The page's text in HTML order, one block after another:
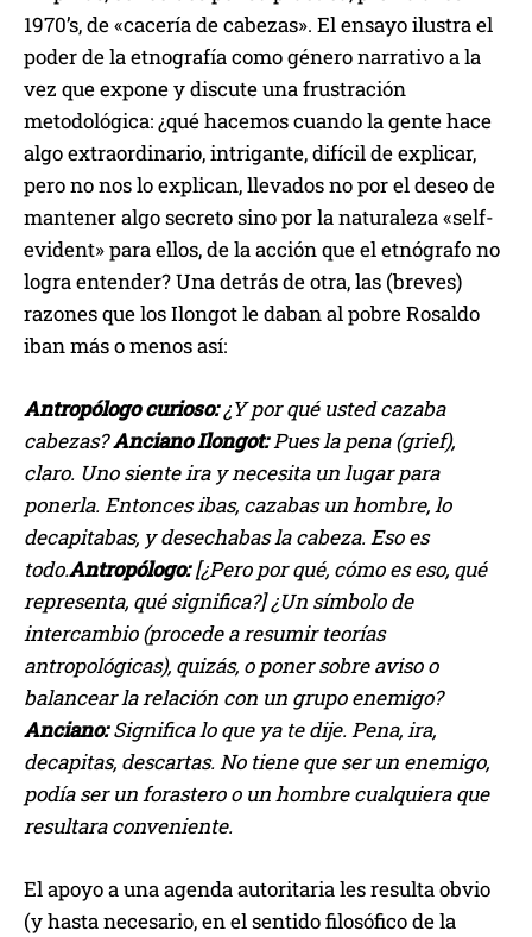
1970’s, de «cacería de cabezas». El ensayo ilustra el
poder de la etnografía como género narrativo a la
vez que expone y discute una frustración
metodológica: ¿qué hacemos cuando la gente hace
algo extraordinario, intrigante, difícil de explicar,
pero no nos lo explican, llevados no por el deseo de
mantener algo secreto sino por la naturaleza «self-
evident» para ellos, de la acción que el etnógrafo no
logra entender? Una detrás de otra, las (breves)
razones que los Ilongot le daban al pobre Rosaldo
iban más o menos así:
Antropólogo curioso:¿Y por qué usted cazaba
cabezas?Anciano Ilongot:Pues la pena (grief),
claro. Uno siente ira y necesita un lugar para
ponerla. Entonces ibas, cazabas un hombre, lo
decapitabas, y desechabas la cabeza. Eso es
todo.Antropólogo: [¿Pero por qué, cómo es eso, qué
representa, qué significa?] ¿Un símbolo de
intercambio (procede a resumir teorías
antropológicas), quizás, o poner sobre aviso o
balancear la relación con un grupo enemigo?
Anciano: Significa lo que ya te dije. Pena, ira,
decapitas, descartas. No tiene que ser un enemigo,
podía ser un forastero o un hombre cualquiera que
resultara conveniente.
El apoyo a una agenda autoritaria les resulta obvio
(y hasta necesario, en el sentido filosófico de la